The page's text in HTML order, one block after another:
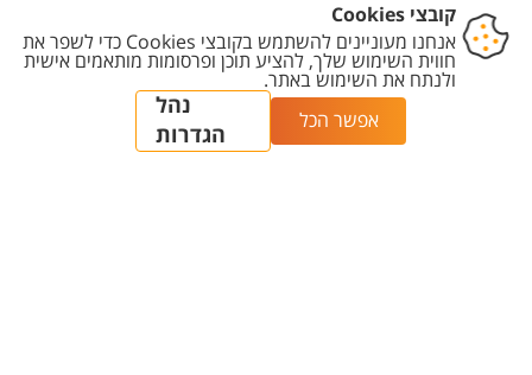
Transfer
פארק ההייטק
משרות אקדמיות
חירום